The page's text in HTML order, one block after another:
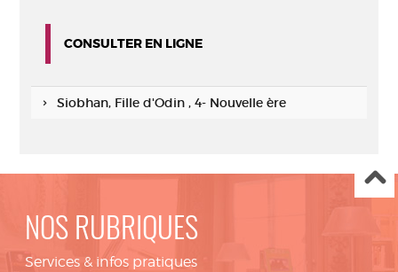
CONSULTER EN LIGNE
Siobhan, Fille d'Odin , 4- Nouvelle ère
NOS RUBRIQUES
Services & infos pratiques